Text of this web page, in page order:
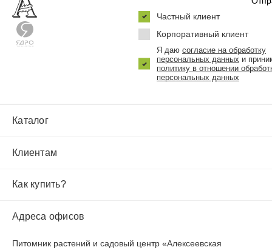
Каталог
Клиентам
Как купить?
Адреса офисов
Питомник растений и садовый центр «Алексеевская
Частный клиент
Корпоративный клиент
Я даю согласие на обработку
персональных данных и
политику в отношении
персональных данных